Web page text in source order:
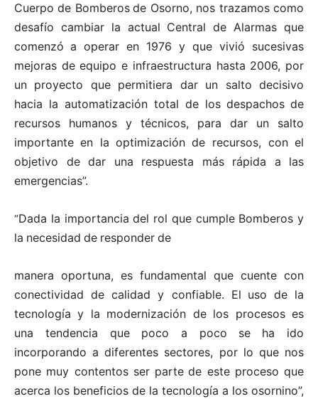
Cuerpo de Bomberos de Osorno, nos trazamos como
desafío cambiar la actual Central de Alarmas que
comenzó a operar en 1976 y que vivió sucesivas
mejoras de equipo e infraestructura hasta 2006, por
un proyecto que permitiera dar un salto decisivo
hacia la automatización total de los despachos de
recursos
humanos y técnicos, para dar un
salto
importante en la optimización de recursos, con el
objetivo
de dar una respuesta más rápida a
las
emergencias”.
“Dada la importancia del rol que cumple Bomberos y
la necesidad de responder de
manera oportuna, es fundamental que cuente con
conectividad de calidad y confiable. El uso de la
tecnología y la modernización de los procesos es
una tendencia que poco a poco
se ha ido
incorporando a diferentes sectores, por lo que nos
pone muy contentos ser parte de este proceso que
acerca los beneficios de la tecnología a los osornino”,